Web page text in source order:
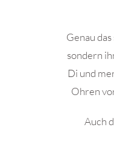
Genau
sondern
Di und
Ohren
Auch